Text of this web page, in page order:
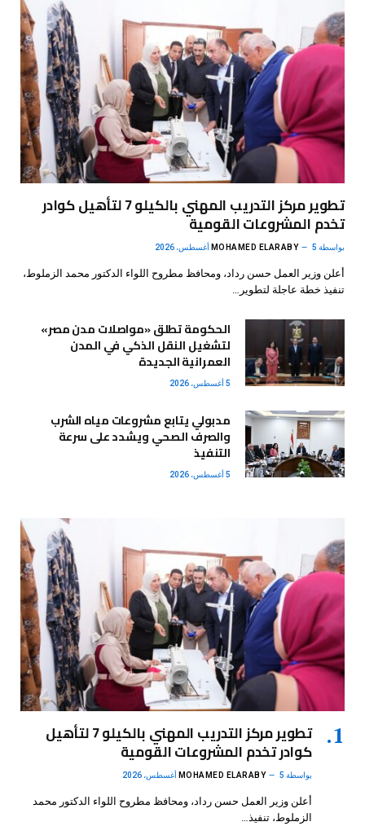
تطوير مركز التدريب المهني بالكيلو 7 لتأهيل كوادر
تخدم المشروعات القومية
بواسطة MOHAMED ELARABY 5 أغسطس، 2026
أعلن وزير العمل حسن رداد، ومحافظ مطروح اللواء الدكتور محمد الزملوط،
تنفيذ خطة عاجلة لتطوير…
الحكومة تطلق «مواصلات مدن مصر»
لتشغيل النقل الذكي في المدن
العمرانية الجديدة
5 أغسطس، 2026
مدبولي يتابع مشروعات مياه الشرب
والصرف الصحي ويشدد على سرعة
التنفيذ
5 أغسطس، 2026
تطوير مركز التدريب المهني بالكيلو 7 لتأهيل
كوادر تخدم المشروعات القومية
بواسطة MOHAMED ELARABY 5 أغسطس، 2026
أعلن وزير العمل حسن رداد، ومحافظ مطروح اللواء الدكتور محمد
الزملوط، تنفيذ…